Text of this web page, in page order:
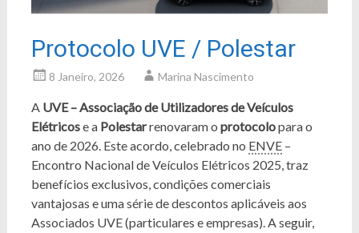
Protocolo UVE / Polestar
8 Janeiro, 2026 Marina Nascimento
A UVE – Associação de Utilizadores de Veículos
Elétricose a Polestarrenovaram o protocolopara o
ano de 2026. Este acordo, celebrado no ENVE–
Encontro Nacional de Veículos Elétricos 2025, traz
benefícios exclusivos, condições comerciais
vantajosas e uma série de descontos aplicáveis aos
Associados UVE (particulares e empresas). A seguir,